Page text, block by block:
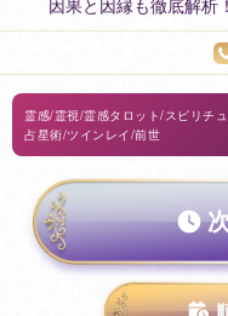
因果と因縁も徹底解析
霊感/霊視/霊感タロット/スピリチ
占星術/ツインレイ/前世